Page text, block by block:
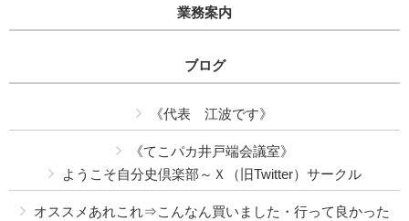
業務案内
ブログ
《代表 江波です》
《てこパカ井戸端会議室》
ようこそ自分史倶楽部～Ｘ（旧Twitter）サークル
オススメあれこれ⇒こんなん買いました・行って良かった